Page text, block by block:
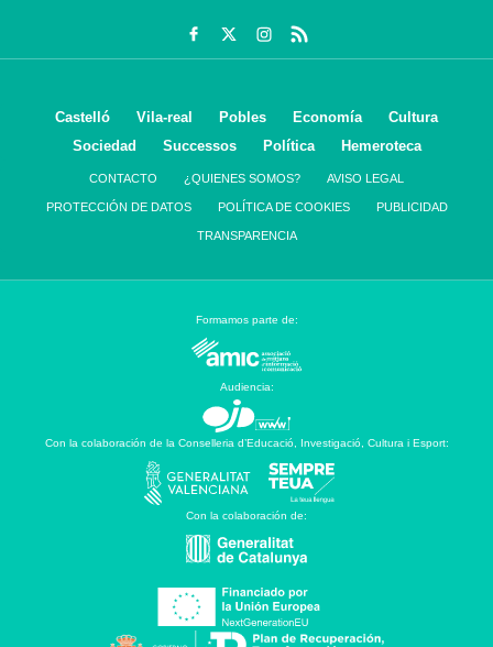
Castelló Vila-real Pobles Economía
Cultura
Sociedad
Successos Política Hemeroteca
CONTACTO ¿QUIENES SOMOS? AVISO LEGAL
PROTECCIÓN DE DATOS POLÍTICA DE COOKIES PUBLICIDAD
TRANSPARENCIA
Formamos parte de:
Audiencia:
Con la colaboración de la Conselleria d’Educació, Investigació, Cultura i Esport:
Con la colaboración de: